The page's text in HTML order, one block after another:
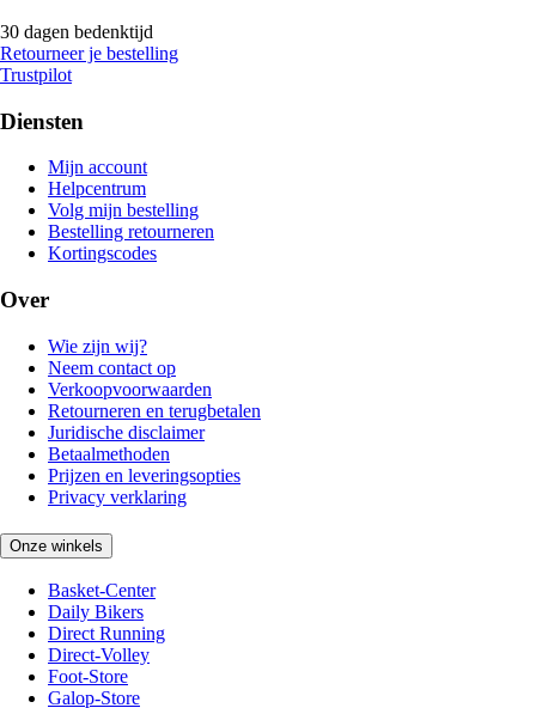
30 dagen bedenktijd
Retourneer je bestelling
Trustpilot
Diensten
Mijn account
Helpcentrum
Volg mijn bestelling
Bestelling retourneren
Kortingscodes
Over
Wie zijn wij?
Neem contact op
Verkoopvoorwaarden
Retourneren en terugbetalen
Juridische disclaimer
Betaalmethoden
Prijzen en leveringsopties
Privacy verklaring
Onze winkels
Basket-Center
Daily Bikers
Direct Running
Direct-Volley
Foot-Store
Galop-Store